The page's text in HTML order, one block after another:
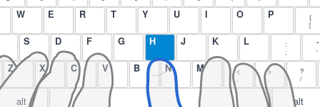
W E R T Y U I O P {
[
S D F G H J K L :
;
"
'
Z X C V B N M < > ?
/
alt alt